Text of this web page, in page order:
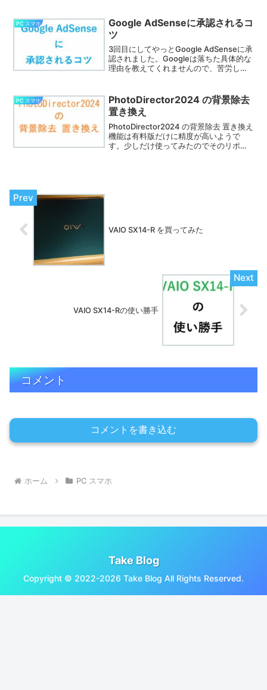
ロバイダーや回線を変更する前に、原因
を考えましょう。
PC スマホ
Google AdSenseに承認されるコ
ツ
3回目にしてやっとGoogle AdSenseに承
認されました。Googleは落ちた具体的な
理由を教えてくれませんので、苦労しま
分かってきます。
PC スマホ
PhotoDirector2024 の背景除去
置き換え
PhotoDirector2024 の背景除去 置き換え
機能は有料版だけに精度が高いようで
す。少しだけ使ってみたのでそのリポー
VAIO SX14-R を買ってみた
VAIO SX14-Rの使い勝手
コメント
コメントを書き込む
ホーム PC スマホ
Take Blog
Copyright © 2022-2026 Take Blog All Rights Reserved.